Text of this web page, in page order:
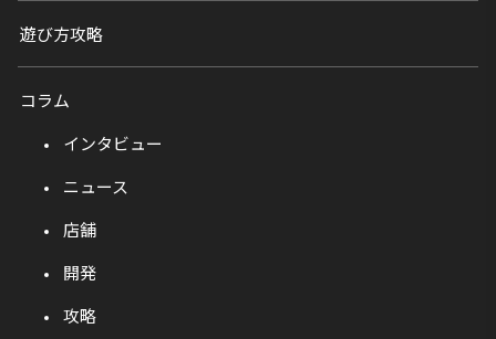
遊び方攻略
コラム
インタビュー
ニュース
店舗
開発
攻略